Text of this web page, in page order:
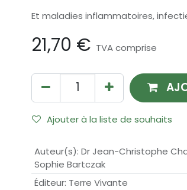
Et maladies inflammatoires,
21,70 € TVA comprise
Ajouter à la liste de souhaits
Auteur(s): Dr Jean-Christophe
Sophie Bartczak
Éditeur: Terre Vivante